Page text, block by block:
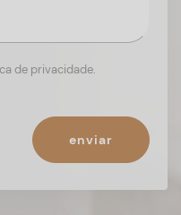
de privacidade.
enviar